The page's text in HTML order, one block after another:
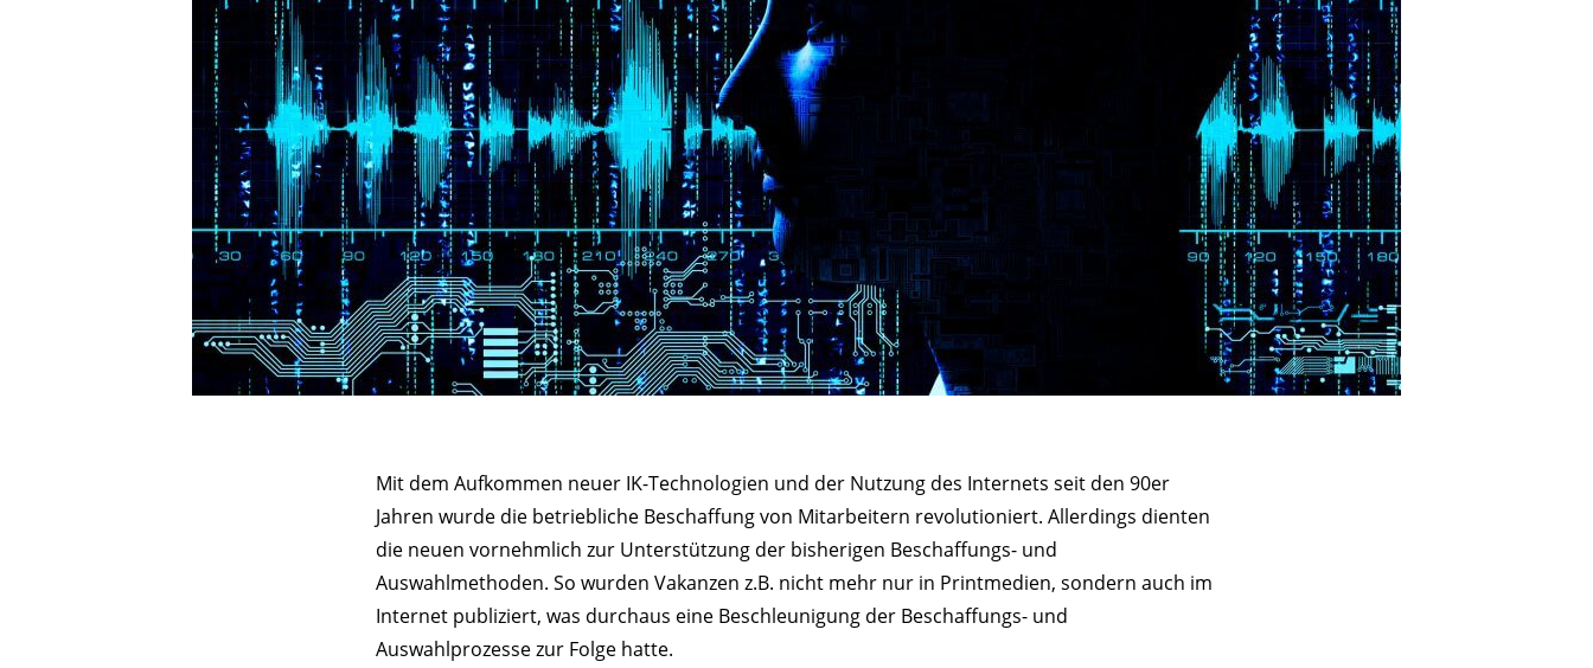
Mit dem Aufkommen neuer IK-Technologien und der Nutzung des Internets seit den 90er
Jahren wurde die betriebliche Beschaffung von Mitarbeitern revolutioniert. Allerdings dienten
die neuen vornehmlich zur Unterstützung der bisherigen Beschaffungs- und
Auswahlmethoden. So wurden Vakanzen z.B. nicht mehr nur in Printmedien, sondern auch im
Internet publiziert, was durchaus eine Beschleunigung der Beschaffungs- und
Auswahlprozesse zur Folge hatte.